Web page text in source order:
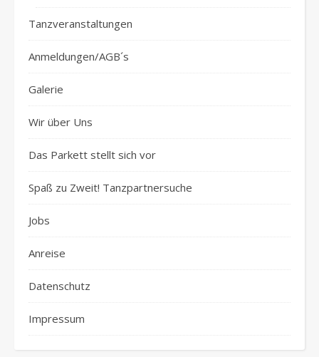
Tanzveranstaltungen
Anmeldungen/AGB´s
Galerie
Wir über Uns
Das Parkett stellt sich vor
Spaß zu Zweit! Tanzpartnersuche
Jobs
Anreise
Datenschutz
Impressum